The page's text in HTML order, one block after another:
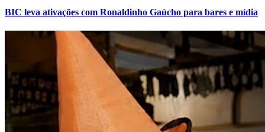
BIC leva ativações com Ronaldinho Gaúcho para bares e mídia